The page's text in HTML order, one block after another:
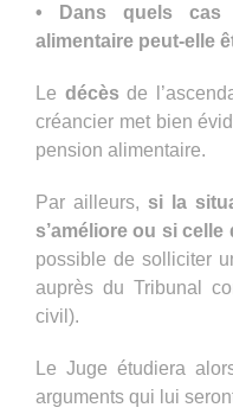
• Dans quels cas
alimentaire peut-elle
Le décès de
créancier met bien
pension alimentaire.
Par ailleurs, si la
s’améliore ou si
possible de solliciter
auprès du Tribunal
civil).
Le Juge étudiera
arguments qui lui